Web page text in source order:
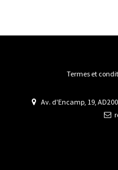
Termes et
Av. d'Encamp, 19,